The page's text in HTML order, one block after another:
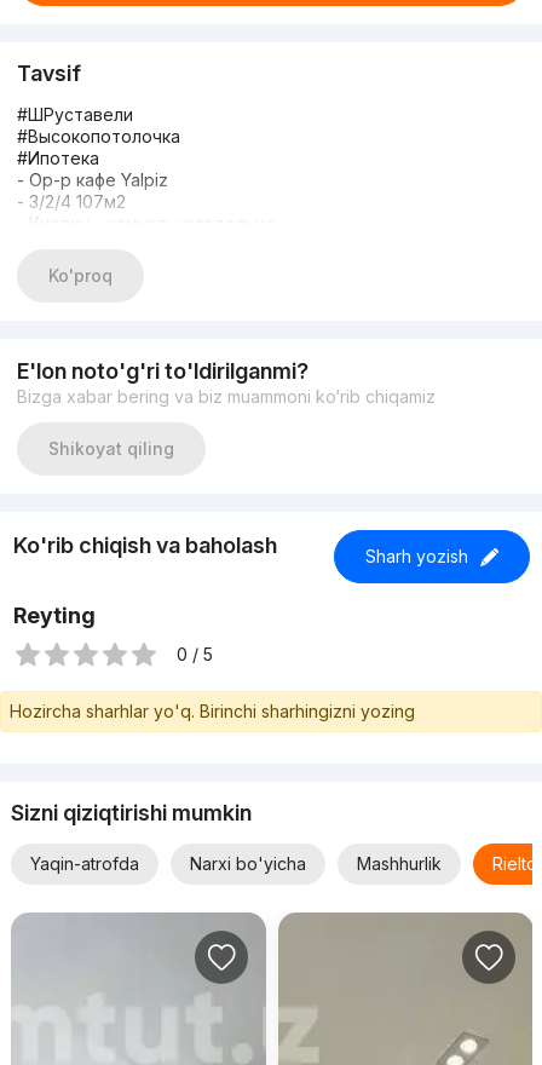
Tavsif
#ШРуставели
#Высокопотолочка
#Ипотека
- Ор-р кафе Yalpiz
- 3/2/4 107м2
- Кирпич - комнаты раздельно
- Сан Узел - совмещённый
- Ремонт - Авторский
Ko'proq
E'lon noto'g'ri to'ldirilganmi?
Bizga xabar bering va biz muammoni ko‘rib chiqamiz
Shikoyat qiling
Ko'rib chiqish va baholash Sharh yozish
Reyting
0 / 5
Hozircha sharhlar yo'q. Birinchi sharhingizni yozing
Sizni qiziqtirishi mumkin
Yaqin-atrofda Narxi bo'yicha Mashhurlik